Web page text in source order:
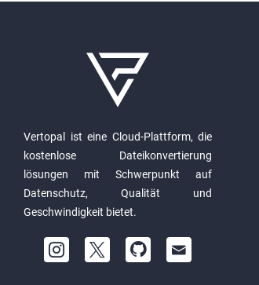
Vertopal ist eine Cloud-Plattform, die
kostenlose Dateikonvertierung
lösungen mit Schwerpunkt auf
Datenschutz, Qualität und
Geschwindigkeit bietet.